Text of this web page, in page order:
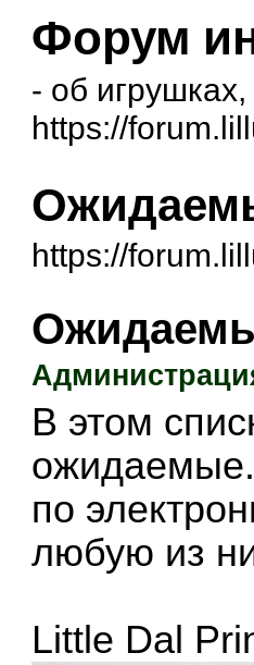
Форум
- об
https://
https://
В этом
ожидаемые.
по
любую из
Little Dal